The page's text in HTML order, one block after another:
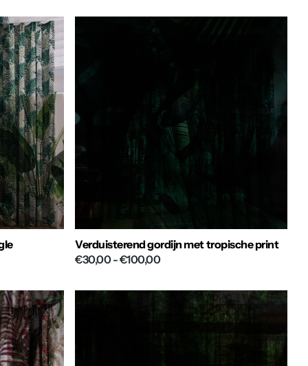
Verduisterend gordijn met tropische print
€30,00- €100,00